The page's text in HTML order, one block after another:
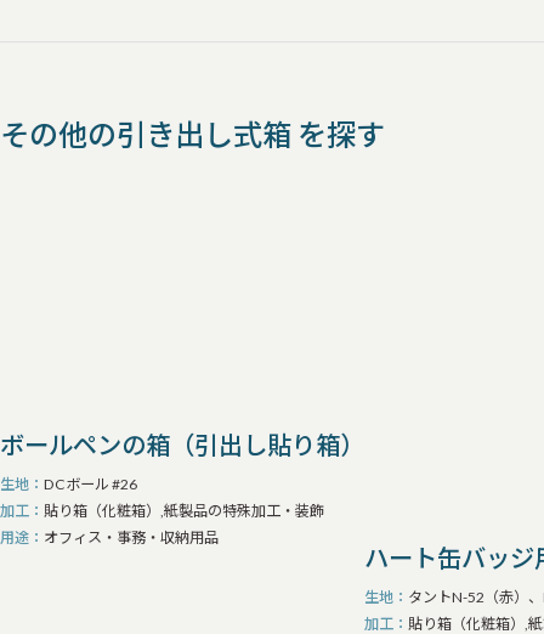
その他の引き出し式箱 を探す
ボールペンの箱（引出し貼り箱）
生地
DCボール #26
加工
貼り箱（化粧箱）,紙製品の特殊加工・装飾
用途
オフィス・事務・収納用品
ハート缶バッ
生地
タントN-52（赤）
加工
貼り箱（化粧箱）,